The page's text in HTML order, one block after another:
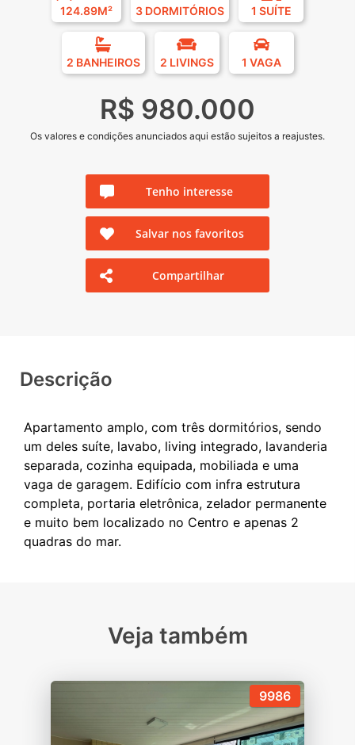
124.89M² 3 DORMITÓRIOS 1 SUÍTE
2 BANHEIROS 2 LIVINGS 1 VAGA
R$ 980.000
Os valores e condições anunciados aqui estão sujeitos a reajustes.
Tenho interesse
Salvar nos favoritos
Compartilhar
Descrição
Apartamento amplo, com três dormitórios, sendo
um deles suíte, lavabo, living integrado, lavanderia
separada, cozinha equipada, mobiliada e uma
vaga de garagem. Edifício com infra estrutura
completa, portaria eletrônica, zelador permanente
e muito bem localizado no Centro e apenas 2
Veja também
9986